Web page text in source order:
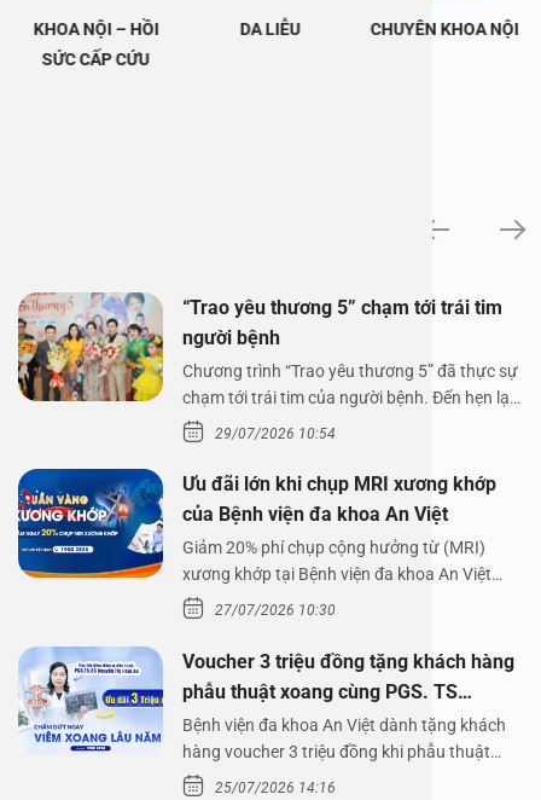
KHOA NỘI – HỒI
SỨC CẤP CỨU
DA LIỄU CHUYÊN KHOA NỘI
“Trao yêu thương 5” chạm tới trái tim
người bệnh
Chương trình “Trao yêu thương 5” đã thực sự
chạm tới trái tim của người bệnh. Đến hẹn lại
lên,…29/07/2026 10:54
Ưu đãi lớn khi chụp MRI xương khớp
của Bệnh viện đa khoa An Việt
Giảm 20% phí chụp cộng hưởng từ (MRI)
xương khớp tại Bệnh viện đa khoa An Việt
Bệnh viện đa…
27/07/2026 10:30
Voucher 3 triệu đồng tặng khách hàng
phẫu thuật xoang cùng PGS. TS
Nguyễn Thị Hoài An
Bệnh viện đa khoa An Việt dành tặng khách
hàng voucher 3 triệu đồng khi phẫu thuật
xoang cùng PGS.…
25/07/2026 14:16